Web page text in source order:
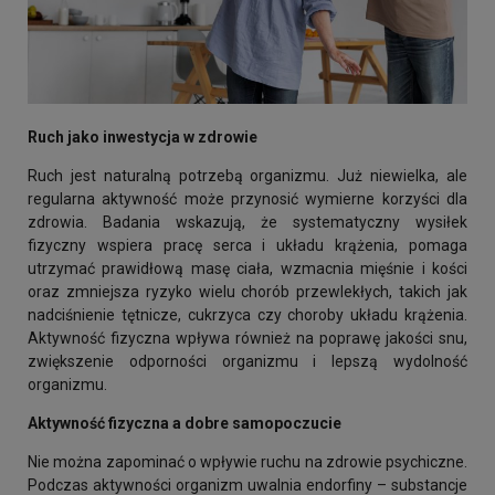
Ruch jako inwestycja w zdrowie
Ruch jest naturalną potrzebą organizmu. Już niewielka, ale
regularna aktywność może przynosić wymierne korzyści dla
zdrowia. Badania wskazują, że systematyczny wysiłek
fizyczny wspiera pracę serca i układu krążenia, pomaga
utrzymać prawidłową masę ciała, wzmacnia mięśnie i kości
oraz zmniejsza ryzyko wielu chorób przewlekłych, takich jak
nadciśnienie tętnicze, cukrzyca czy choroby układu krążenia.
Aktywność fizyczna wpływa również na poprawę jakości snu,
zwiększenie odporności organizmu i lepszą wydolność
organizmu.
Aktywność fizyczna a dobre samopoczucie
Nie można zapominać o wpływie ruchu na zdrowie psychiczne.
Podczas aktywności organizm uwalnia endorfiny – substancje